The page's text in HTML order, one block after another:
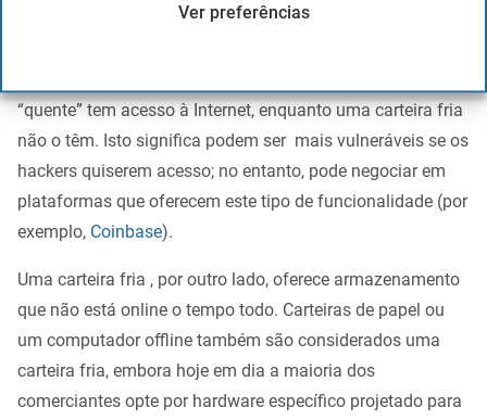
Ver preferências
“quente” tem acesso à Internet, enquanto uma carteira fria
não o têm. Isto significa podem ser mais vulneráveis se os
hackers quiserem acesso; no entanto, pode negociar em
plataformas que oferecem este tipo de funcionalidade (por
exemplo, Coinbase).
Uma carteira fria , por outro lado, oferece armazenamento
que não está online o tempo todo. Carteiras de papel ou
um computador offline também são considerados uma
carteira fria, embora hoje em dia a maioria dos
comerciantes opte por hardware específico projetado para